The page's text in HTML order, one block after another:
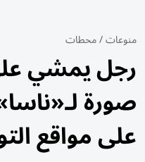
منوعات/محطات
رجل يمشي
صورة
على مواقع